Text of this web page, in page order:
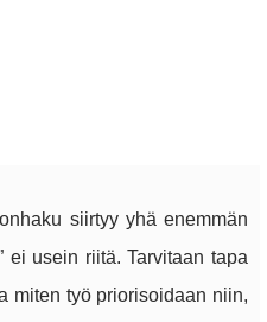
siirtyy yhä enemmän
ei usein riitä. Tarvitaan tapa
miten työ priorisoidaan niin,